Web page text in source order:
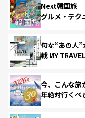
Next韓国旅
グルメ・テク
旬な“あの人”
載 MY
今、こんな旅
年絶対行くべ